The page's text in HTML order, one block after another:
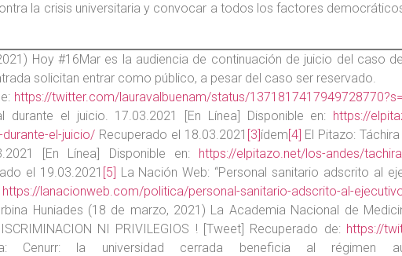
la crisis universitaria y convocar a todos los factores
Hoy #16Mar es la audiencia de continuación de juicio del caso
solicitan entrar como público, a pesar del caso ser reservado.
https://twitter.com/lauravalbuenam/status/
durante el juicio. 17.03.2021 [En Línea] Disponible en: https://
el-juicio/ Recuperado el 18.03.2021 [3]ídem[4] El Pitazo:
[En Línea] Disponible en: https://elpitazo.net/los-andes/
el 19.03.2021 [5] La Nación Web: “Personal sanitario adscrito al
https://lanacionweb.com/politica/personal-sanitario-adscrito-al-
Huniades (18 de marzo, 2021) La Academia Nacional de
NI PRIVILEGIOS ! [Tweet] Recuperado de: https://
Cenurr: la universidad cerrada beneficia al régimen